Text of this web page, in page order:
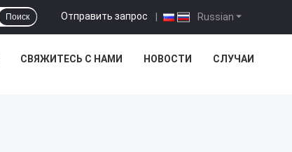
Russian
Отправить запрос |
Поиск
СВЯЖИТЕСЬ С НАМИ НОВОСТИ СЛУЧАИ